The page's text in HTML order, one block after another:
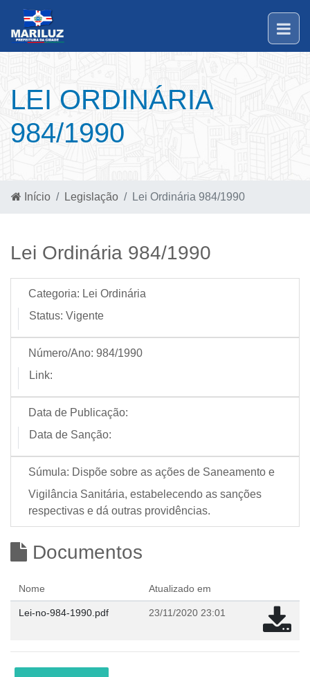
LEI ORDINÁRIA
984/1990
Início Legislação Lei Ordinária 984/1990
Lei Ordinária 984/1990
Categoria: Lei Ordinária
Status: Vigente
Número/Ano: 984/1990
Link:
Data de Publicação:
Data de Sanção:
Súmula: Dispõe sobre as ações de Saneamento e
Vigilância Sanitária, estabelecendo as sanções
respectivas e dá outras providências.
Documentos
Nome Atualizado em
Lei-no-984-1990.pdf 23/11/2020 23:01